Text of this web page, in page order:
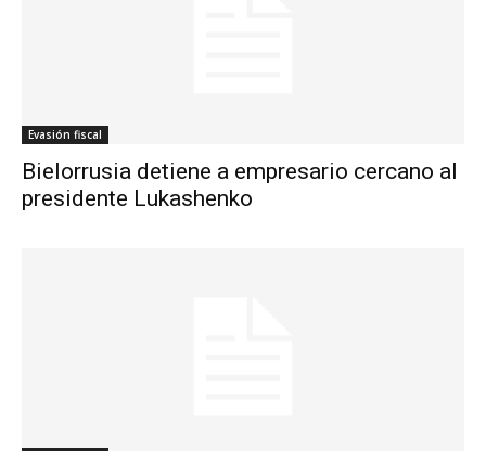
Evasión fiscal
Bielorrusia detiene a empresario cercano al
presidente Lukashenko